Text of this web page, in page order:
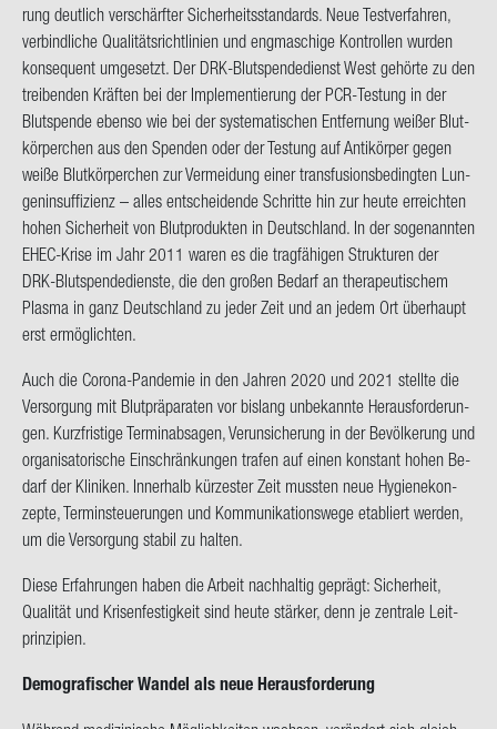
rung deut­lich ver­schärf­ter Si­cher­heits­stan­dards. Neue Test­ver­fah­ren,
ver­bind­li­che Qua­li­täts­richt­li­ni­en und eng­ma­schi­ge Kon­trol­len wur­den
kon­se­quent um­ge­setzt. Der DRK-​Blutspendedienst West ge­hör­te zu den
trei­ben­den Kräf­ten bei der Im­ple­men­tie­rung der PCR-​Testung in der
Blut­spen­de eben­so wie bei der sys­te­ma­ti­schen Ent­fer­nung wei­ßer Blut­
kör­per­chen aus den Spen­den oder der Tes­tung auf An­ti­kör­per gegen
weiße Blut­kör­per­chen zur Ver­mei­dung einer trans­fu­si­ons­be­ding­ten Lun­
gen­in­suf­fi­zi­enz – alles ent­schei­den­de Schrit­te hin zur heute er­reich­ten
hohen Si­cher­heit von Blut­pro­duk­ten in Deutsch­land. In der so­ge­nann­ten
EHEC-​Krise im Jahr 2011 waren es die trag­fä­hi­gen Struk­tu­ren der
DRK-​Blutspendedienste, die den gro­ßen Be­darf an the­ra­peu­ti­schem
Plas­ma in ganz Deutsch­land zu jeder Zeit und an jedem Ort über­haupt
erst er­mög­lich­ten.
Auch die Corona-​Pandemie in den Jah­ren 2020 und 2021 stell­te die
Ver­sor­gung mit Blut­prä­pa­ra­ten vor bis­lang un­be­kann­te Her­aus­for­de­run­
gen. Kurz­fris­ti­ge Ter­min­ab­sa­gen, Ver­un­si­che­rung in der Be­völ­ke­rung und
or­ga­ni­sa­to­ri­sche Ein­schrän­kun­gen tra­fen auf einen kon­stant hohen Be­
darf der Kli­ni­ken. In­ner­halb kür­zes­ter Zeit muss­ten neue Hy­gie­nekon­
zep­te, Ter­min­steue­run­gen und Kom­mu­ni­ka­ti­ons­we­ge eta­bliert wer­den,
um die Ver­sor­gung sta­bil zu hal­ten.
Diese Er­fah­run­gen haben die Ar­beit nach­hal­tig ge­prägt: Si­cher­heit,
Qua­li­tät und Kri­sen­fes­tig­keit sind heute stär­ker, denn je zen­tra­le Leit­
prin­zi­pi­en.
De­mo­gra­fi­scher Wan­del als neue Her­aus­for­de­rung